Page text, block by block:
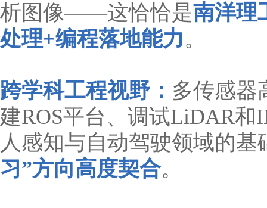
析图像——这恰恰是南洋理
处理+编程落地能力。
跨学科工程视野： 多传感器
建ROS平台、调试LiDAR
人感知与自动驾驶领域的基
习”方向高度契合。